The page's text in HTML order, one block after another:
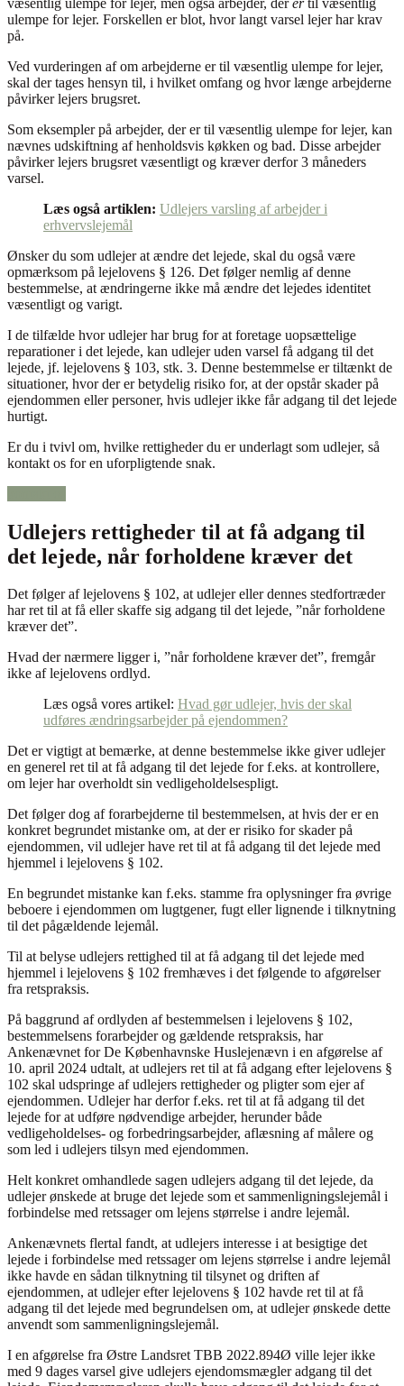
ulempe for lejer. Forskellen er blot, hvor langt varsel lejer har krav
på.
Ved vurderingen af om arbejderne er til væsentlig ulempe for lejer,
skal der tages hensyn til, i hvilket omfang og hvor længe arbejderne
påvirker lejers brugsret.
Som eksempler på arbejder, der er til væsentlig ulempe for lejer, kan
nævnes udskiftning af henholdsvis køkken og bad. Disse arbejder
påvirker lejers brugsret væsentligt og kræver derfor 3 måneders
varsel.
Læs også artiklen: Udlejers varsling af arbejder i
erhvervslejemål
Ønsker du som udlejer at ændre det lejede, skal du også være
opmærksom på lejelovens § 126. Det følger nemlig af denne
bestemmelse, at ændringerne ikke må ændre det lejedes identitet
væsentligt og varigt.
I de tilfælde hvor udlejer har brug for at foretage uopsættelige
reparationer i det lejede, kan udlejer uden varsel få adgang til det
lejede, jf. lejelovens § 103, stk. 3. Denne bestemmelse er tiltænkt de
situationer, hvor der er betydelig risiko for, at der opstår skader på
ejendommen eller personer, hvis udlejer ikke får adgang til det lejede
hurtigt.
Er du i tvivl om, hvilke rettigheder du er underlagt som udlejer, så
kontakt os for en uforpligtende snak.
Udlejers rettigheder til at få adgang til
det lejede, når forholdene kræver det
Det følger af lejelovens § 102, at udlejer eller dennes stedfortræder
har ret til at få eller skaffe sig adgang til det lejede, ”når forholdene
kræver det”.
Hvad der nærmere ligger i, ”når forholdene kræver det”, fremgår
ikke af lejelovens ordlyd.
Læs også vores artikel: Hvad gør udlejer, hvis der skal
udføres ændringsarbejder på ejendommen?
Det er vigtigt at bemærke, at denne bestemmelse ikke giver udlejer
en generel ret til at få adgang til det lejede for f.eks. at kontrollere,
om lejer har overholdt sin vedligeholdelsespligt.
Det følger dog af forarbejderne til bestemmelsen, at hvis der er en
konkret begrundet mistanke om, at der er risiko for skader på
ejendommen, vil udlejer have ret til at få adgang til det lejede med
hjemmel i lejelovens § 102.
En begrundet mistanke kan f.eks. stamme fra oplysninger fra øvrige
beboere i ejendommen om lugtgener, fugt eller lignende i tilknytning
til det pågældende lejemål.
Til at belyse udlejers rettighed til at få adgang til det lejede med
hjemmel i lejelovens § 102 fremhæves i det følgende to afgørelser
fra retspraksis.
På baggrund af ordlyden af bestemmelsen i lejelovens § 102,
bestemmelsens forarbejder og gældende retspraksis, har
Ankenævnet for De Københavnske Huslejenævn i en afgørelse af
10. april 2024 udtalt, at udlejers ret til at få adgang efter lejelovens §
102 skal udspringe af udlejers rettigheder og pligter som ejer af
ejendommen. Udlejer har derfor f.eks. ret til at få adgang til det
lejede for at udføre nødvendige arbejder, herunder både
vedligeholdelses- og forbedringsarbejder, aflæsning af målere og
som led i udlejers tilsyn med ejendommen.
Helt konkret omhandlede sagen udlejers adgang til det lejede, da
udlejer ønskede at bruge det lejede som et sammenligningslejemål i
forbindelse med retssager om lejens størrelse i andre lejemål.
Ankenævnets flertal fandt, at udlejers interesse i at besigtige det
lejede i forbindelse med retssager om lejens størrelse i andre lejemål
ikke havde en sådan tilknytning til tilsynet og driften af
ejendommen, at udlejer efter lejelovens § 102 havde ret til at få
adgang til det lejede med begrundelsen om, at udlejer ønskede dette
anvendt som sammenligningslejemål.
I en afgørelse fra Østre Landsret TBB 2022.894Ø ville lejer ikke
med 9 dages varsel give udlejers ejendomsmægler adgang til det